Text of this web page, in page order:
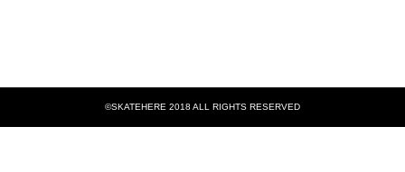
©SKATEHERE 2018 ALL RIGHTS RESERVED